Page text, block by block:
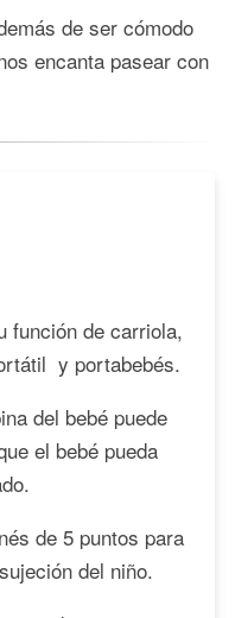
de ser cómodo
encanta pasear con
función de carriola,
y portabebés.
del bebé puede
el bebé pueda
de 5 puntos para
del niño.